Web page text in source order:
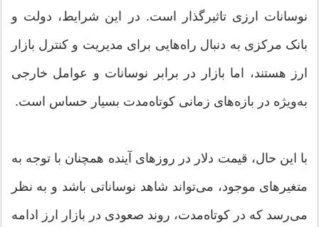
نوسانات ارزی تاثیرگذار است. در این شرایط، دولت و
بانک مرکزی به دنبال راه‌هایی برای مدیریت و کنترل بازار
ارز هستند، اما بازار در برابر نوسانات و عوامل خارجی
به‌ویژه در بازه‌های زمانی کوتاه‌مدت بسیار حساس است.
با این حال، قیمت دلار در روزهای آینده همچنان با توجه به
متغیرهای موجود، می‌تواند شاهد نوساناتی باشد و به نظر
می‌رسد که در کوتاه‌مدت، روند صعودی در بازار ارز ادامه